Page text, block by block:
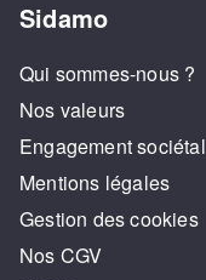
Sidamo
Qui sommes-nous ?
Nos valeurs
Engagement sociétal
Mentions légales
Gestion des cookies
Nos CGV